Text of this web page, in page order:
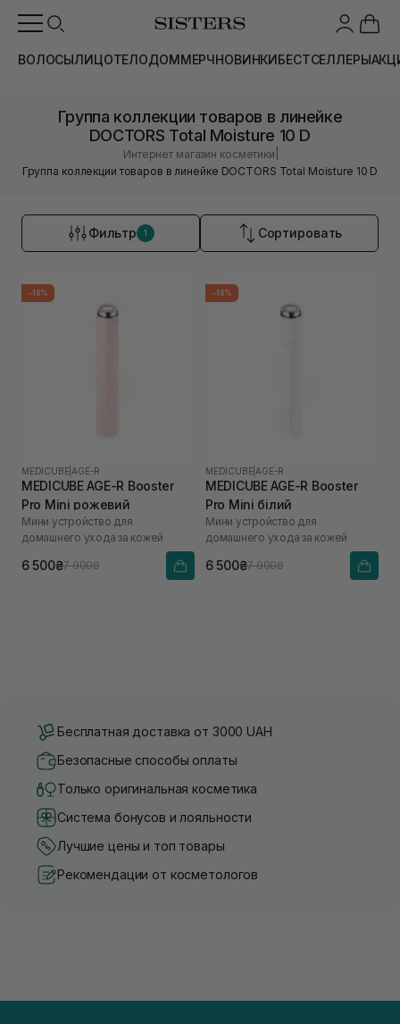
ВОЛОСЫЛИЦОТЕЛОДОММЕРЧНОВИНКИБЕСТСЕЛЛЕРЫ
Группа коллекции товаров в линейке
DOCTORS Total Moisture 10 D
Интернет магазин косметики
Группа коллекции товаров в линейке DOCTORS Total Moisture 10 D
Фильтр 1 Сортировать
-18%
MEDICUBE AGE-R
MEDICUBE AGE-R Booster
Pro Mini рожевий
Мини устройство для
домашнего ухода за кожей
6 500₴7 900₴
-18%
MEDICUBE AGE-R
MEDICUBE AGE-R Booster
Pro Mini білий
Мини устройство для
домашнего ухода за кожей
6 500₴7 900₴
Бесплатная доставка от 3000 UAH
Безопасные способы оплаты
Только оригинальная косметика
Система бонусов и лояльности
Лучшие цены и топ товары
Рекомендации от косметологов